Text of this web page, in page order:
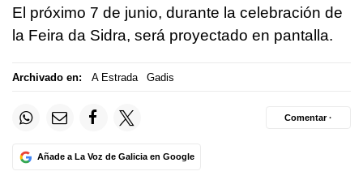
El próximo 7 de junio, durante la celebración de
la Feira da Sidra, será proyectado en pantalla.
Archivado en: A Estrada Gadis
Añade a La Voz de Galicia en Google
Comentar ·